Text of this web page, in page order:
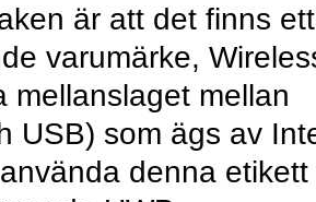
är att det finns ett
varumärke,
mellanslaget mellan
USB) som ägs av
denna etikett